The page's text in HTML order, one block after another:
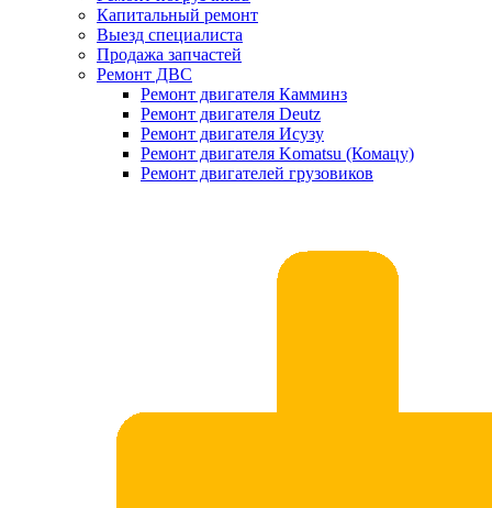
Капитальный ремонт
Выезд специалиста
Продажа запчастей
Ремонт ДВС
Ремонт двигателя Камминз
Ремонт двигателя Deutz
Ремонт двигателя Исузу
Ремонт двигателя Komatsu (Комацу)
Ремонт двигателей грузовиков